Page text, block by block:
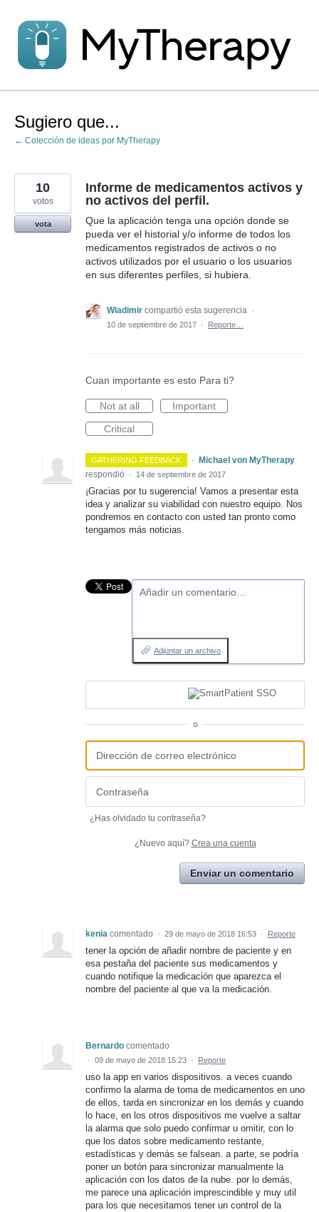
al
contenido
Sugiero que...
← Colección de ideas por MyTherapy
Informe de medicamentos activos y
no activos del perfil.
Que la aplicación tenga una opción donde se
pueda ver el historial y/o informe de todos los
medicamentos registrados de activos o no
activos utilizados por el usuario o los usuarios
en sus diferentes perfiles, si hubiera.
10
votos
vota
Wladimir compartió esta sugerencia ·
10 de septiembre de 2017 · Reporte…
Cuan importante es esto Para ti?
Not at all
Important
Critical
GATHERING FEEDBACK ·
Michael von MyTherapy
respondió
· 14 de septiembre de 2017
¡Gracias por tu sugerencia! Vamos a presentar esta
idea y analizar su viabilidad con nuestro equipo. Nos
pondremos en contacto con usted tan pronto como
tengamos más noticias.
Añadir un comentario…
Adjuntar un archivo
o
¿Has olvidado tu contraseña?
¿Nuevo aquí? Crea una cuenta
Enviar un comentario
kenia comentado · 29 de mayo de 2018 16:53 · Reporte
tener la opción de añadir nombre de paciente y en
esa pestaña del paciente sus medicamentos y
cuando notifique la medicación que aparezca el
nombre del paciente al que va la medicación.
Bernardo comentado
· 09 de mayo de 2018 15:23 · Reporte
uso la app en varios dispositivos. a veces cuando
confirmo la alarma de toma de medicamentos en uno
de ellos, tarda en sincronizar en los demás y cuando
lo hace, en los otros dispositivos me vuelve a saltar
la alarma que solo puedo confirmar u omitir, con lo
que los datos sobre medicamento restante,
estadísticas y demás se falsean. a parte, se podría
poner un botón para sincronizar manualmente la
aplicación con los datos de la nube. por lo demás,
me parece una aplicación imprescindible y muy util
para los que necesitamos tener un control de la